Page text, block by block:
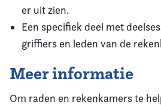
er uit zien.
Een specifiek deel met
griffiers en leden van de
Meer informatie
Om raden en rekenkamers te